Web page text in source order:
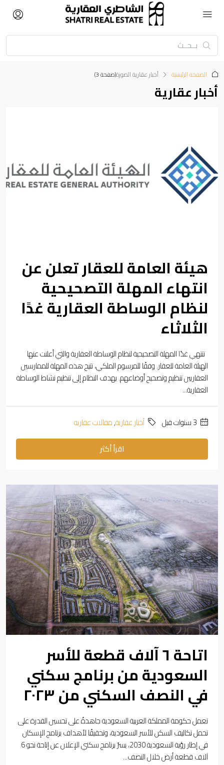
الصفحة الرئيسية ‏أخبار عقارية الصورة(صفحة 3)
أخبار عقارية
هيئة العامة للعقار تعلن عن
انتهاء المهلة التصحيحية
لنظام الوساطة العقارية غدًا
الثلاثاء
تنتهي غدًا المهلة التصحيحية لنظام الوساطة العقارية والتي أعلنت عنها
الهيئة العامة للعقار. وفقًا للمرسوم الملكي، تتيح هذه المهلة للممارسين
العقاريين تنظيم وتصحيح أوضاعهم. يهدف النظام إلى تنظيم نشاط الوساطة
العقارية...
أخبار عقارية,مقالات عقاريه
اقرأ أكثر
اتاحة ٦ آلاف قطعة للأسر
السعودية من برنامج سكني
في النصف السكني من ٢٠٢٣
تعمل حكومة المملكة العربية السعودية جاهدةً على تحسين القدرة على
تحمل تكاليف السكن للأسر السعودية، وتحقيقًا لأهداف برنامج الإسكان
في إطار رؤية السعودية 2030، يسرّ برنامج سكني الإعلان عن إتاحة نحو 6
آلاف قطعة أرض خلال النصف...